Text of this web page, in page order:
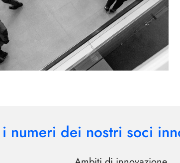
numeri dei nostri soci